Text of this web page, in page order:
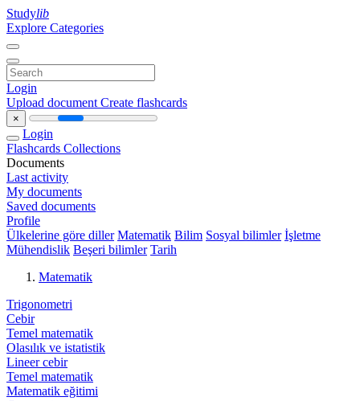
Studylib
Explore Categories
Login
Upload document Create flashcards
×
Login
Flashcards Collections
Documents
Last activity
My documents
Saved documents
Profile
Ülkelerine göre diller Matematik Bilim Sosyal bilimler İşletme
Mühendislik Beşeri bilimler Tarih
Matematik
Trigonometri
Cebir
Temel matematik
Olasılık ve istatistik
Lineer cebir
Temel matematik
Matematik eğitimi